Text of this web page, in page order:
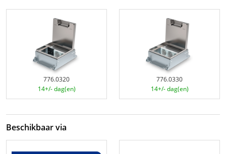
776.0320
14+/- dag(en)
776.0330
14+/- dag(en)
Beschikbaar via